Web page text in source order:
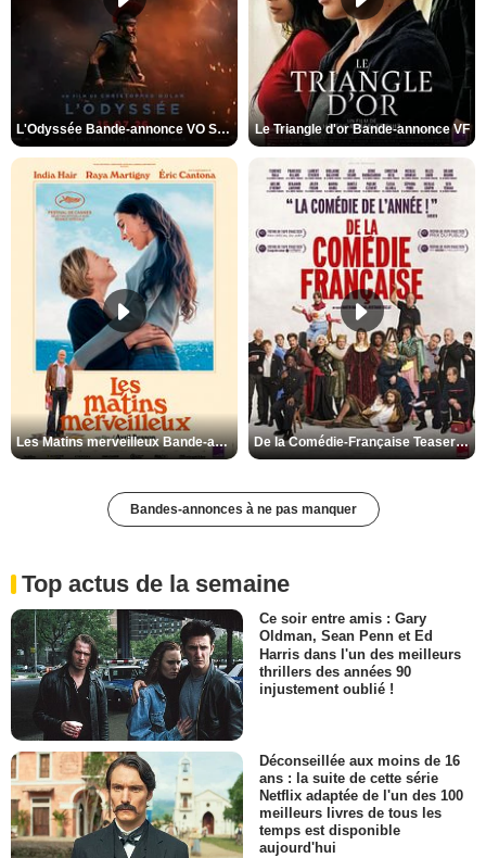
L'Odyssée Bande-annonce VO STFR Le Triangle d'or Bande-annonce VF
Les Matins merveilleux Bande-annonce VF De la Comédie-Française Teaser VF
Bandes-annonces à ne pas manquer
Top actus de la semaine
Ce soir entre amis : Gary
Oldman, Sean Penn et Ed
Harris dans l'un des meilleurs
thrillers des années 90
injustement oublié !
Déconseillée aux moins de 16
ans : la suite de cette série
Netflix adaptée de l'un des 100
meilleurs livres de tous les
temps est disponible
aujourd'hui